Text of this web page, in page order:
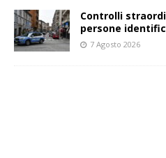
Controlli
persone
7 Agosto 2026